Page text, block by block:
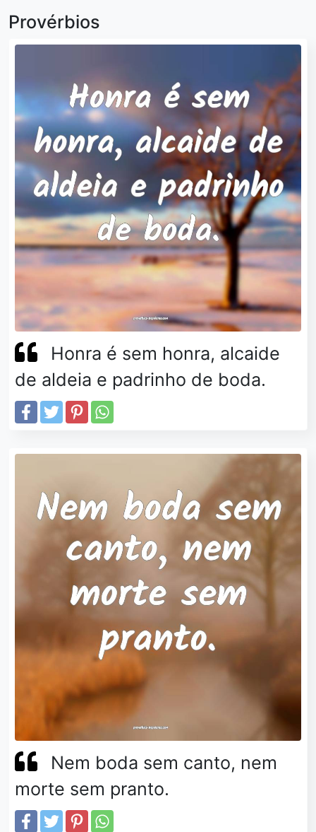
Provérbios
Honra é sem honra, alcaide
de aldeia e padrinho de boda.
Nem boda sem canto, nem
morte sem pranto.